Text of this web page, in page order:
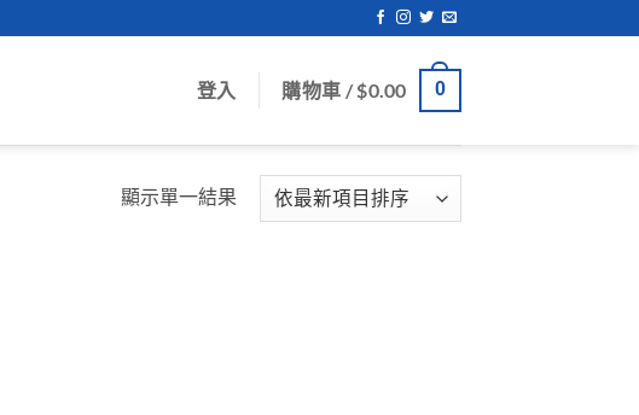
登入 購物車 /$0.00 0
顯示單一結果